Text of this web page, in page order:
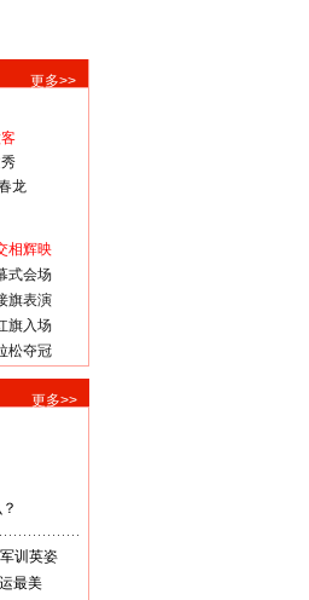
更多>>
龙
相辉映
式会场
旗表演
旗入场
松夺冠
更多>>
训英姿
最美